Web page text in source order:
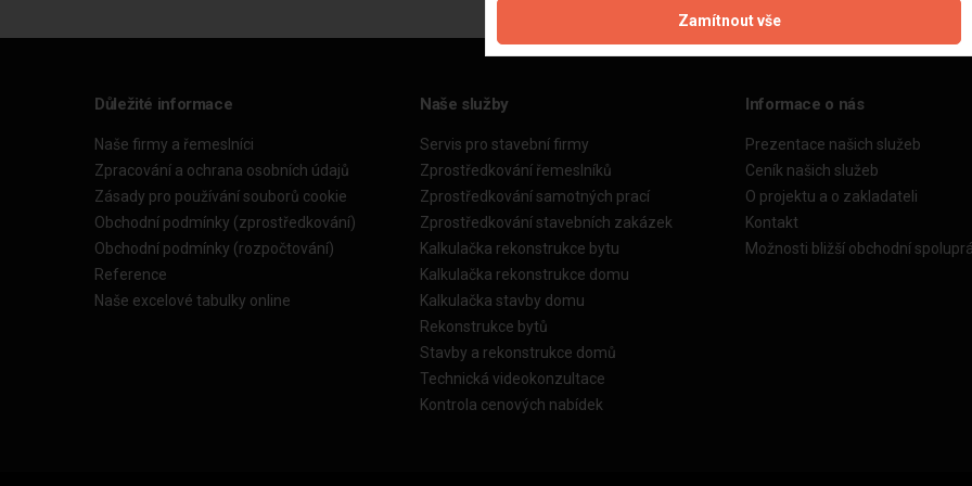
Důležité informace
Naše firmy a řemeslníci
Zpracování a ochrana osobních údajů
Zásady pro používání souborů cookie
Obchodní podmínky (zprostředkování)
Obchodní podmínky (rozpočtování)
Reference
Naše excelové tabulky online
Naše služby
Servis pro stavební firmy
Zprostředkování řemeslníků
Zprostředkování samotných prací
Zprostředkování stavebních zakázek
Kalkulačka rekonstrukce bytu
Kalkulačka rekonstrukce domu
Kalkulačka stavby domu
Rekonstrukce bytů
Stavby a rekonstrukce domů
Technická videokonzultace
Kontrola cenových nabídek
Informace o nás
Prezentace našich služeb
Ceník našich služeb
O projektu a o zakladateli
Kontakt
Možnosti bližší obchodní
Zamítnout vše